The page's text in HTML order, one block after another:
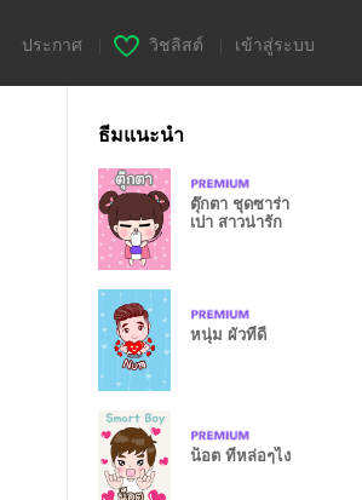
ประกาศ วิชลิสต์ เข้าสู่ระบบ
ธีมแนะนำ
ตุ๊กตา ชุดซาร่า
เปา สาวน่ารัก
หนุ่ม ผัวที่ดี
น็อต ที่หล่อๆไง